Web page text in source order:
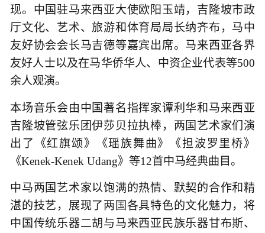
现。中国驻马来西亚大使欧阳玉靖，吉隆坡市政
厅文化、艺术、旅游和体育局局长纳齐布，马中
友好协会会长马吉德等嘉宾出席。马来西亚各界
友好人士以及在马华侨华人、中资企业代表等500
余人观演。
本场音乐会由中国著名指挥家谭利华和马来西亚
吉隆坡管弦乐团伊莎贝拉执棒，两国艺术家们演
出了《红旗颂》《瑶族舞曲》《担波罗里桥》
《Kenek-Kenek Udang》等12首中马经典曲目。
中马两国艺术家以饱满的热情、默契的合作和精
湛的技艺，展现了两国各具特色的文化魅力，将
中国传统乐器二胡与马来西亚民族乐器甘布斯、